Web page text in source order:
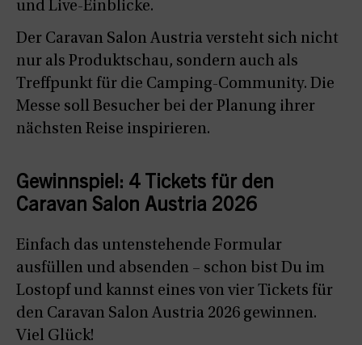
und Live-Einblicke.
Der Caravan Salon Austria versteht sich nicht
nur als Produktschau, sondern auch als
Treffpunkt für die Camping-Community. Die
Messe soll Besucher bei der Planung ihrer
nächsten Reise inspirieren.
Gewinnspiel: 4 Tickets für den
Caravan Salon Austria 2026
Einfach das untenstehende Formular
ausfüllen und absenden – schon bist Du im
Lostopf und kannst eines von vier Tickets für
den Caravan Salon Austria 2026 gewinnen.
Viel Glück!